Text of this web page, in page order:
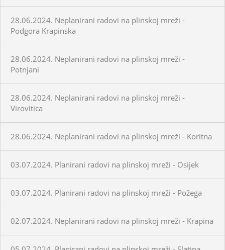
28.06.2024. Neplanirani radovi na plinskoj mreži -
Podgora Krapinska
28.06.2024. Neplanirani radovi na plinskoj mreži -
Potnjani
28.06.2024. Neplanirani radovi na plinskoj mreži -
Virovitica
28.06.2024. Neplanirani radovi na plinskoj mreži - Koritna
03.07.2024. Planirani radovi na plinskoj mreži - Osijek
03.07.2024. Planirani radovi na plinskoj mreži - Požega
02.07.2024. Neplanirani radovi na plinskoj mreži - Krapina